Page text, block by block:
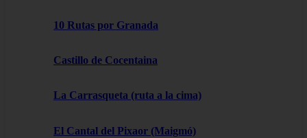
10 Rutas por Granada
Castillo de Cocentaina
La Carrasqueta (ruta a la cima)
El Cantal del Pixaor (Maigmó)